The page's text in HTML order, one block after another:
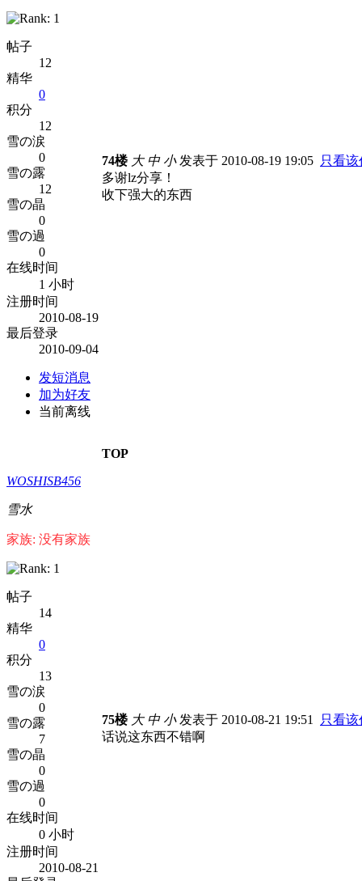
帖子
12
精华
0
积分
12
雪の涙
0
雪の露
12
雪の晶
0
雪の過
0
在线时间
1 小时
注册时间
2010-08-19
最后登录
2010-09-04
发短消息
加为好友
当前离线
74楼 大 中 小发表于 2010-08-19 19:05 只看该
多谢lz分享！
收下强大的东西
TOP
WOSHISB456
雪水
家族: 没有家族
帖子
14
精华
0
积分
13
雪の涙
0
雪の露
7
雪の晶
0
雪の過
0
在线时间
0 小时
注册时间
2010-08-21
75楼 大 中 小发表于 2010-08-21 19:51
只看该
话说这东西不错啊